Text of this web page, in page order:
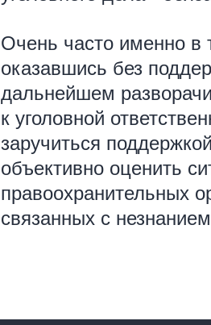
Очень часто именно в
оказавшись без
дальнейшем
к уголовной
заручиться
объективно оценить
правоохранительных
связанных с